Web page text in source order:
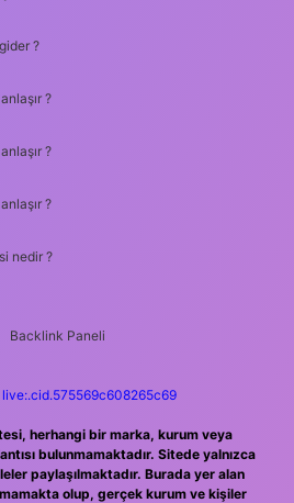
?
?
?
?
nedir ?
live:.cid.575569c608265c69
herhangi bir marka, kurum veya
bulunmamaktadır. Sitede yalnızca
paylaşılmaktadır. Burada yer alan
olup, gerçek kurum ve kişiler